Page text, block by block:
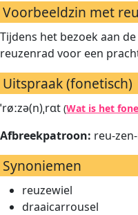
Voorbeeldzin met
Tijdens het bezoek aan
reuzenrad voor een
Uitspraak (fonetisch)
ˈrøːzə(n)ˌrɑt (Wat is het
Afbreekpatroon: reu-
Synoniemen
reuzewiel
draaicarrousel